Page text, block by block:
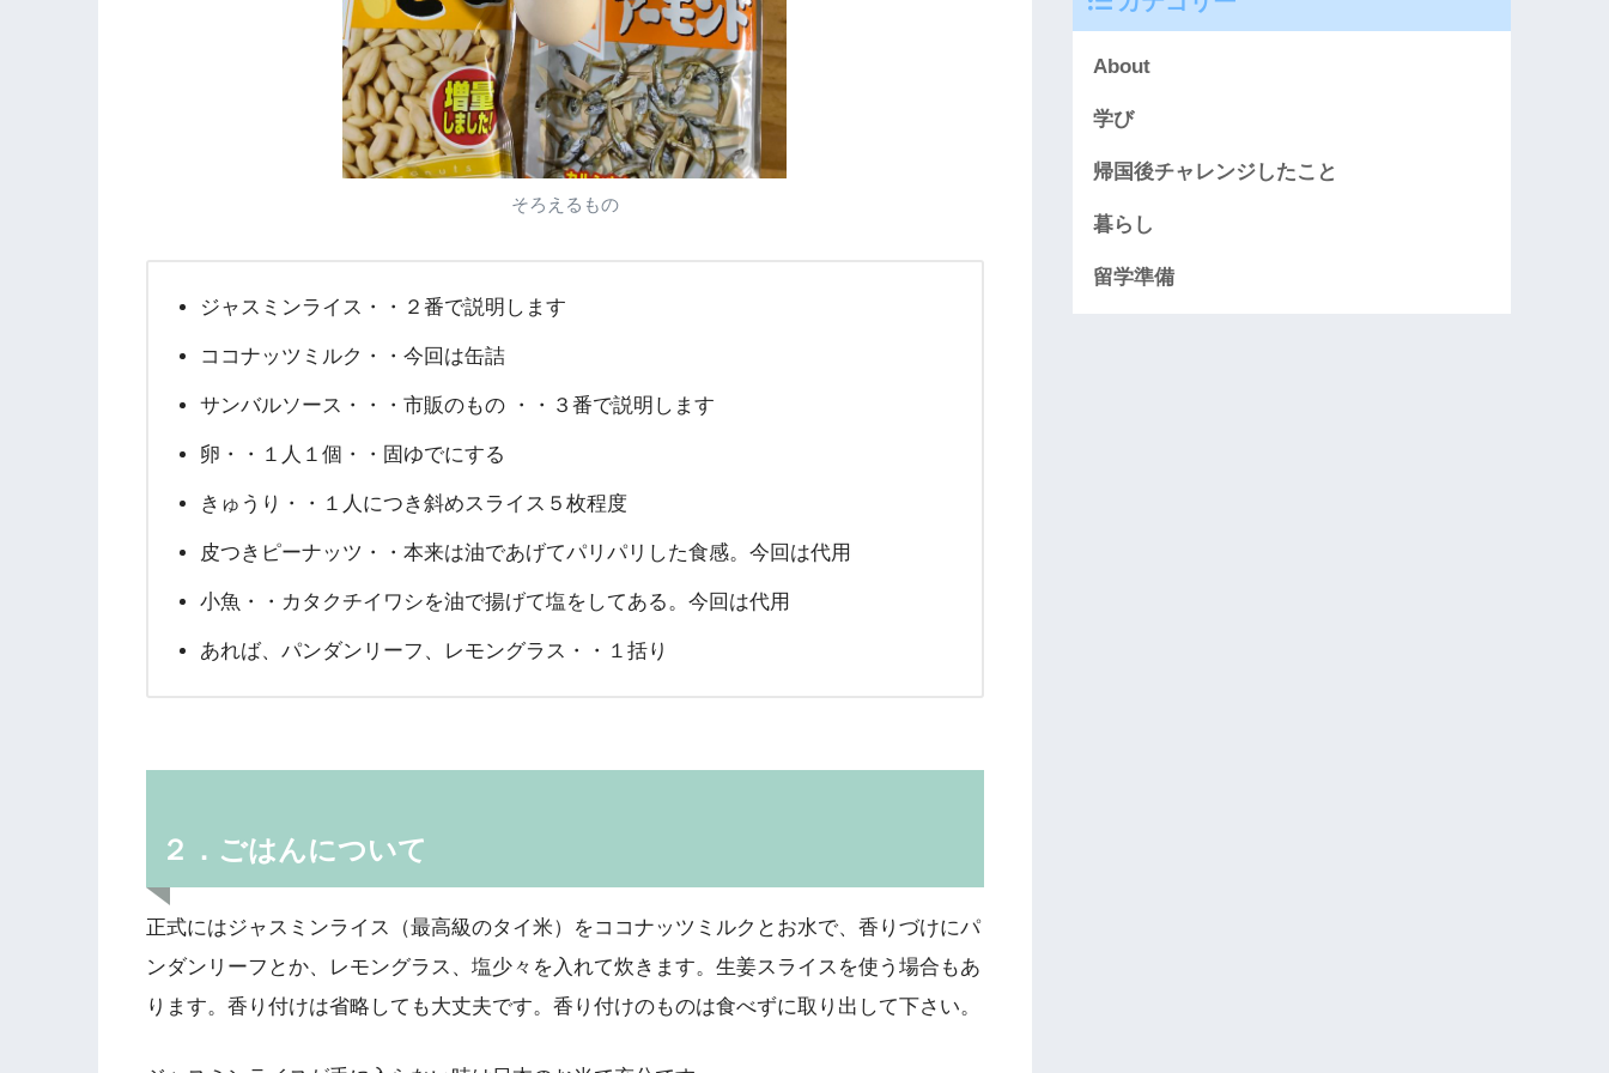
そろえるもの
ジャスミンライス・・２番で説明します
ココナッツミルク・・今回は缶詰
サンバルソース・・・市販のもの ・・３番で説明します
卵・・１人１個・・固ゆでにする
きゅうり・・１人につき斜めスライス５枚程度
皮つきピーナッツ・・本来は油であげてパリパリした食感。今回は代用
小魚・・カタクチイワシを油で揚げて塩をしてある。今回は代用
あれば、パンダンリーフ、レモングラス・・１括り
２．ごはんについて
正式にはジャスミンライス（最高級のタイ米）をココナッツミルクとお水で、香りづけにパ
ンダンリーフとか、レモングラス、塩少々を入れて炊きます。生姜スライスを使う場合もあ
ります。香り付けは省略しても大丈夫です。香り付けのものは食べずに取り出して下さい。
About
学び
帰国後チャレンジしたこと
暮らし
留学準備